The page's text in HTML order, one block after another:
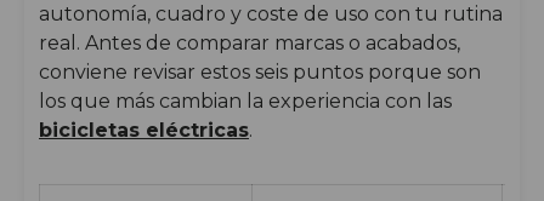
autonomía, cuadro y coste de uso con tu rutina
real. Antes de comparar marcas o acabados,
conviene revisar estos seis puntos porque son
los que más cambian la experiencia con las
bicicletas eléctricas.